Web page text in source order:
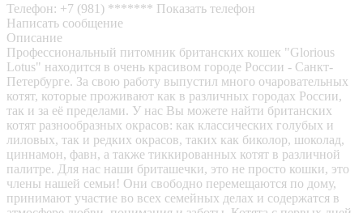
Телефон: +7 (981) ******* Показать телефон
Написать сообщение
Описание
Профессиональный питомник британских кошек "Glorious
Lotus" находится в очень красивом городе России - Санкт-
Петербурге. За свою работу выпустил много очаровательных
котят, которые проживают как в различных городах России,
так и за её пределами. У нас Вы можете найти британских
котят разнообразных окрасов: как классических голубых и
лиловых, так и редких окрасов, таких как биколор, шоколад,
циннамон, фавн, а также тиккированных котят в различной
палитре. Для нас наши бриташечки, это не просто кошки, это
члены нашей семьи! Они свободно перемещаются по дому,
принимают участие во всех семейных делах и содержатся в